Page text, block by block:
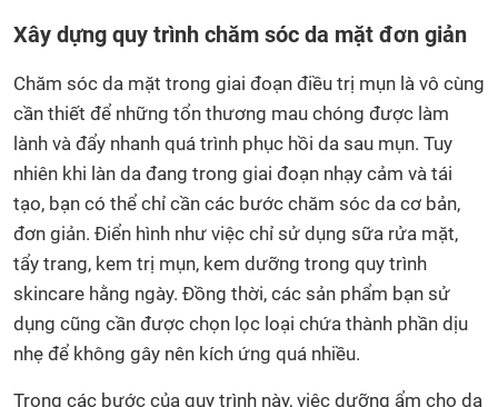
Xây dựng quy trình chăm sóc da mặt đơn giản
Chăm sóc da mặt trong giai đoạn điều trị mụn là vô cùng
cần thiết để những tổn thương mau chóng được làm
lành và đẩy nhanh quá trình phục hồi da sau mụn. Tuy
nhiên khi làn da đang trong giai đoạn nhạy cảm và tái
tạo, bạn có thể chỉ cần các bước chăm sóc da cơ bản,
đơn giản. Điển hình như việc chỉ sử dụng sữa rửa mặt,
tẩy trang, kem trị mụn, kem dưỡng trong quy trình
skincare hằng ngày. Đồng thời, các sản phẩm bạn sử
dụng cũng cần được chọn lọc loại chứa thành phần dịu
nhẹ để không gây nên kích ứng quá nhiều.
Trong các bước của quy trình này, việc dưỡng ẩm cho da